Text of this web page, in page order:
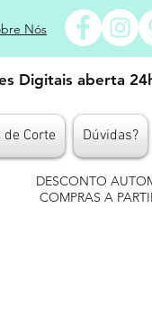
Nós
Digitais aberta
Corte Dúvidas?
DESCONTO
COMPRAS A